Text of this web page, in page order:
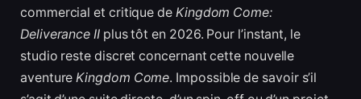
commercial et critique de Kingdom Come:
Deliverance IIplus tôt en 2026. Pour l’instant, le
studio reste discret concernant cette nouvelle
aventureKingdom Come. Impossible de savoir s’il